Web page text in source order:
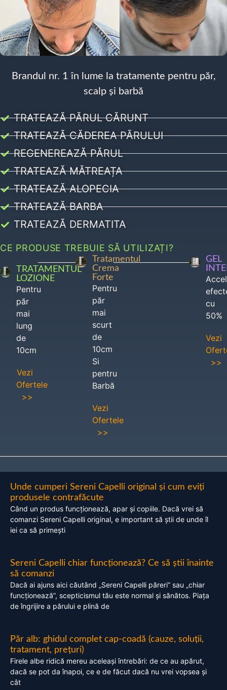
Brandul nr. 1 în lume la tratamente pentru păr,
scalp și barbă
TRATEAZĂ PĂRUL CĂRUNT
TRATEAZĂ CĂDEREA PĂRULUI
REGENEREAZĂ PĂRUL
TRATEAZĂ MĂTREAȚA
TRATEAZĂ ALOPECIA
TRATEAZĂ BARBA
TRATEAZĂ DERMATITA
CE PRODUSE TREBUIE SĂ UTILIZAȚI?
TRATAMENTUL
LOZIONE
Pentru
păr
mai
lung
de
10cm
Vezi
Ofertele
>>
Tratamentul
Crema
Forte
Pentru
păr
mai
scurt
de
10cm
Si
pentru
Barbă
Vezi
Ofertele
>>
GEL
cu
50%
Vezi
>>
Unde cumperi Sereni Capelli original și cum eviți
produsele contrafăcute
Când un produs funcționează, apar și copiile. Dacă vrei să
comanzi Sereni Capelli original, e important să știi de unde îl
iei ca să primești
Sereni Capelli chiar funcționează? Ce să știi înainte
să comanzi
Dacă ai ajuns aici căutând „Sereni Capelli păreri” sau „chiar
funcționează”, scepticismul tău este normal și sănătos. Piața
de îngrijire a părului e plină de
Păr alb: ghidul complet cap-coadă (cauze, soluții,
tratament, prețuri)
Firele albe ridică mereu aceleași întrebări: de ce au apărut,
dacă se pot da înapoi, ce e de făcut dacă nu vrei vopsea și
cât